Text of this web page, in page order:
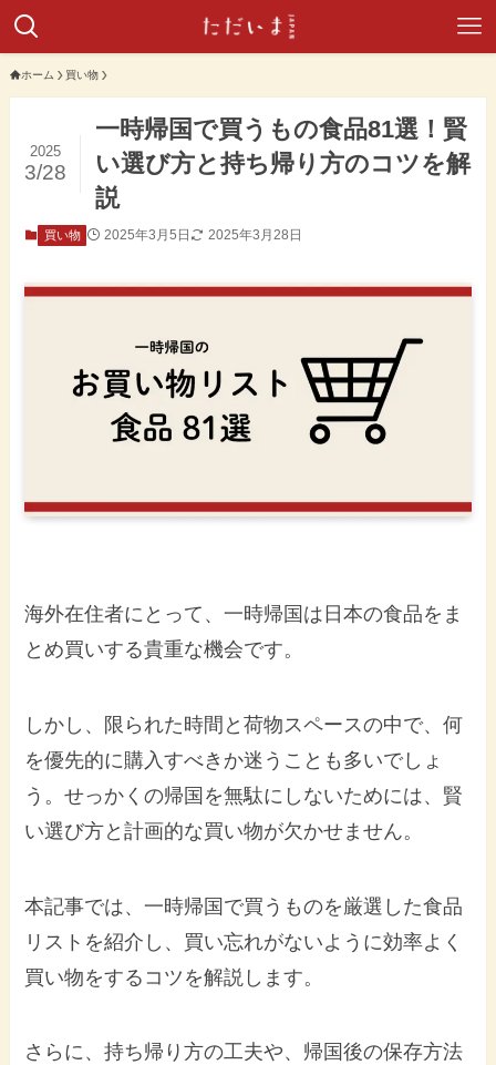
ホーム 買い物
一時帰国で買うもの食品81選！賢
い選び方と持ち帰り方のコツを解
説
2025
3/28
買い物 2025年3月5日 2025年3月28日
海外在住者にとって、一時帰国は日本の食品をま
とめ買いする貴重な機会です。
しかし、限られた時間と荷物スペースの中で、何
を優先的に購入すべきか迷うことも多いでしょ
う。せっかくの帰国を無駄にしないためには、賢
い選び方と計画的な買い物が欠かせません。
本記事では、一時帰国で買うものを厳選した食品
リストを紹介し、買い忘れがないように効率よく
買い物をするコツを解説します。
さらに、持ち帰り方の工夫や、帰国後の保存方法